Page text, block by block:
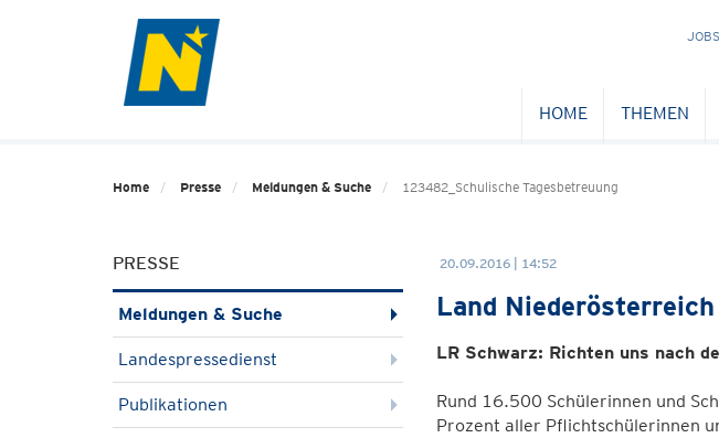
NAVIGATION
JOBS
HOME THEMEN
Home Presse Meldungen & Suche 123482_Schulische Tagesbetreuung
PRESSE
Meldungen & Suche
Landespressedienst
Publikationen
20.09.2016 | 14:52
Land
LR Schwarz: Richten uns nach
Rund 16.500 Schülerinnen und
Prozent aller Pflichtschülerinnen